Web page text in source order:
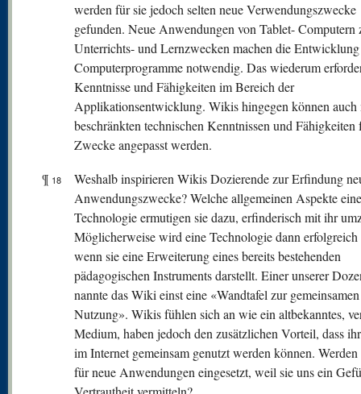
werden für sie jedoch selten neue Verwendungszwecke
gefunden. Neue Anwendungen von Tablet- Computern
Unterrichts- und Lernzwecken machen die
Computerprogramme notwendig. Das wiederum
Kenntnisse und Fähigkeiten im Bereich der
Applikationsentwicklung. Wikis hingegen können auch
beschränkten technischen Kenntnissen und Fähigkeiten
Zwecke angepasst werden.
¶ 18
Weshalb inspirieren Wikis Dozierende zur Erfindung
Anwendungszwecke? Welche allgemeinen Aspekte
Technologie ermutigen sie dazu, erfinderisch mit ihr
Möglicherweise wird eine Technologie dann erfolgreich
wenn sie eine Erweiterung eines bereits bestehenden
pädagogischen Instruments darstellt. Einer unserer
nannte das Wiki einst eine «Wandtafel zur gemeinsamen
Nutzung». Wikis fühlen sich an wie ein altbekanntes,
Medium, haben jedoch den zusätzlichen Vorteil, dass
im Internet gemeinsam genutzt werden können.
für neue Anwendungen eingesetzt, weil sie uns ein